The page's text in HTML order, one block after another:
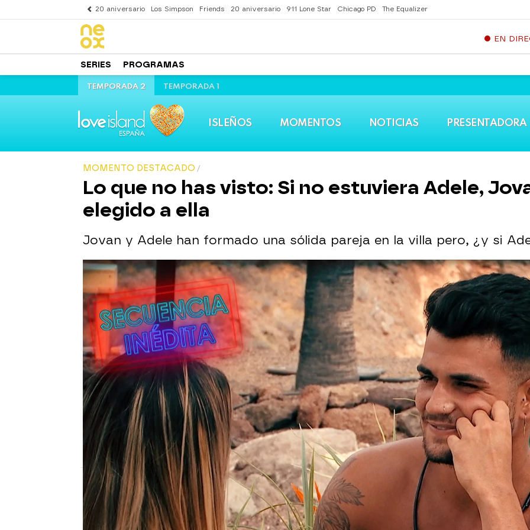
20 aniversario Los Simpson Friends 20 aniversario 911 Lone Star Chicago PD The Equalizer
EN
SERIES PROGRAMAS
TEMPORADA 2 TEMPORADA 1
ISLEÑOS MOMENTOS NOTICIAS PRESENTADORA
MOMENTO DESTACADO
Lo que no has visto: Si no estuviera Adele,
elegido a ella
Jovan y Adele han formado una sólida pareja en la villa pero, ¿y si
Disfruta ya de 'Love Island: Lo que no has visto' en ATRESplayer PREMIUM
neox
Madrid
Publicado: 21 de mayo de 2021, 21:19
WhatsappFacebook
X